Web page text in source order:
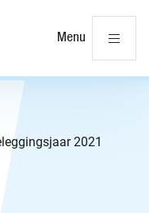
Menu
2021